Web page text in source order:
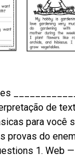
de
para você
provas do
1. Web